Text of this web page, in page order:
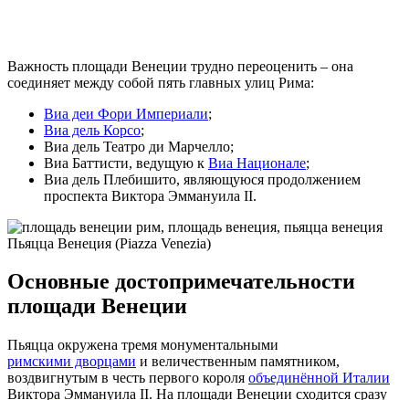
Важность площади Венеции трудно переоценить – она
соединяет между собой пять главных улиц Рима:
Виа деи Фори Империали;
Виа дель Корсо;
Виа дель Театро ди Марчелло;
Виа Баттисти, ведущую к Виа Национале;
Виа дель Плебишито, являющуюся продолжением
проспекта Виктора Эммануила II.
Пьяцца Венеция (Piazza Venezia)
Основные достопримечательности
площади Венеции
Пьяцца окружена тремя монументальными
римскими дворцами и величественным памятником,
воздвигнутым в честь первого короля объединённой Италии
Виктора Эммануила II. На площади Венеции сходится сразу